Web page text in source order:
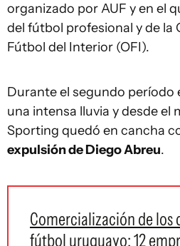
organizado por AUF y en el
del fútbol profesional y de la
Fútbol del Interior (OFI).
Durante el segundo período
una intensa lluvia y desde el
Sporting quedó en cancha
expulsión de Diego Abreu.
Comercialización de los
fútbol uruguayo: 12